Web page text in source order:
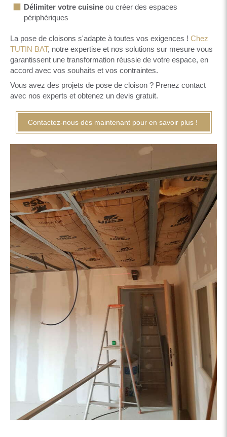
Délimiter votre cuisine ou créer des espaces
périphériques
La pose de cloisons s'adapte à toutes vos exigences ! Chez
TUTIN BAT, notre expertise et nos solutions sur mesure vous
garantissent une transformation réussie de votre espace, en
accord avec vos souhaits et vos contraintes.
Vous avez des projets de pose de cloison ? Prenez contact
avec nos experts et obtenez un devis gratuit.
Contactez-nous dès maintenant pour en savoir plus !